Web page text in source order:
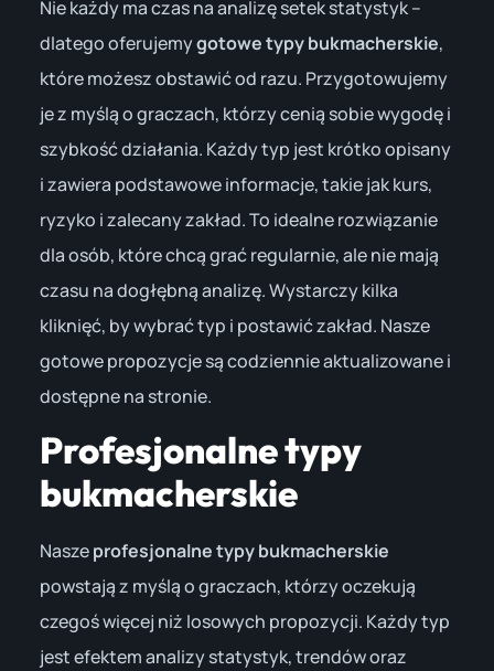
Nie każdy ma czas na analizę setek statystyk –
dlatego oferujemygotowe typy bukmacherskie,
które możesz obstawić od razu. Przygotowujemy
je z myślą o graczach, którzy cenią sobie wygodę i
szybkość działania. Każdy typ jest krótko opisany
i zawiera podstawowe informacje, takie jak kurs,
ryzyko i zalecany zakład. To idealne rozwiązanie
dla osób, które chcą grać regularnie, ale nie mają
czasu na dogłębną analizę. Wystarczy kilka
kliknięć, by wybrać typ i postawić zakład. Nasze
gotowe propozycje są codziennie aktualizowane i
dostępne na stronie.
Profesjonalne typy
bukmacherskie
Naszeprofesjonalne typy bukmacherskie
powstają z myślą o graczach, którzy oczekują
czegoś więcej niż losowych propozycji. Każdy typ
jest efektem analizy statystyk, trendów oraz